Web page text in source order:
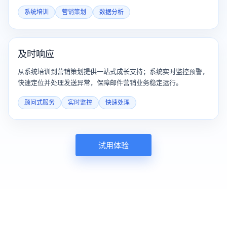
系统培训 营销策划 数据分析
及时响应
从系统培训到营销策划提供一站式成长支持；系统实时监控预警，
快速定位并处理发送异常，保障邮件营销业务稳定运行。
顾问式服务 实时监控 快速处理
试用体验